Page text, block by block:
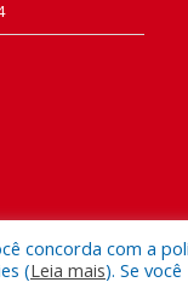
concorda com a
(Leia mais). Se você